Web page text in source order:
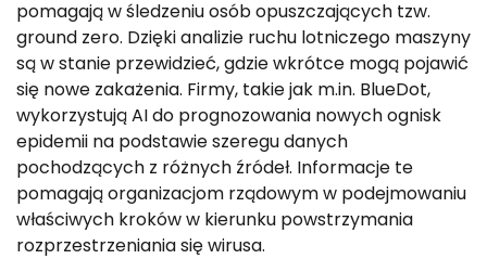
pomagają w śledzeniu osób opuszczających tzw.
ground zero. Dzięki analizie ruchu lotniczego maszyny
są w stanie przewidzieć, gdzie wkrótce mogą pojawić
się nowe zakażenia. Firmy, takie jak m.in. BlueDot,
wykorzystują AI do prognozowania nowych ognisk
epidemii na podstawie szeregu danych
pochodzących z różnych źródeł. Informacje te
pomagają organizacjom rządowym w podejmowaniu
właściwych kroków w kierunku powstrzymania
rozprzestrzeniania się wirusa.